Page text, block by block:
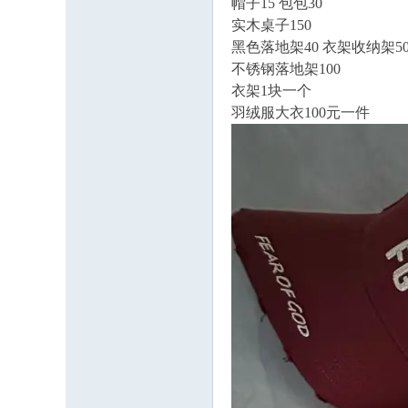
帽子15 包包30
实木桌子150
黑色落地架40 衣架收纳架
不锈钢落地架100
衣架1块一个
羽绒服大衣100元一件